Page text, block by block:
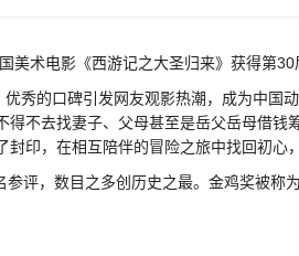
术电影《西游记之大圣归来》获得第30
秀的口碑引发网友观影热潮，成为中国
不去找妻子、父母甚至是岳父岳母借
印，在相互陪伴的冒险之旅中找回初心
评，数目之多创历史之最。金鸡奖被称为